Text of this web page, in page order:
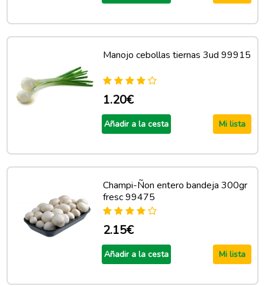
Manojo cebollas tiernas 3ud 99915
1.20€
Añadir a la cesta Mi lista
Champi-Ñon entero bandeja 300gr
fresc 99475
2.15€
Añadir a la cesta Mi lista